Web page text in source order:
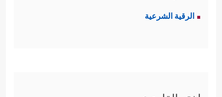
الجوابُ كأنَّه أيضًاالرقية الشرعية